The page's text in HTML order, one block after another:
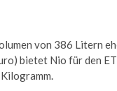
von 386 Litern
bietet Nio für den